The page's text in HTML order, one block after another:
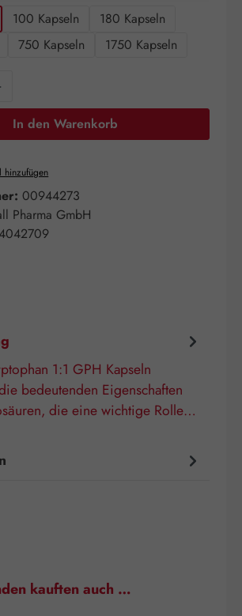
100 Kapseln
180 Kapseln
750 Kapseln 1750 Kapseln
Gib den gewünschten
In den Warenkorb
hinzufügen
00944273
Pharma GmbH
1:1 GPH Kapseln
bedeutenden Eigenschaften
die eine wichtige Rolle…
kauften auch …